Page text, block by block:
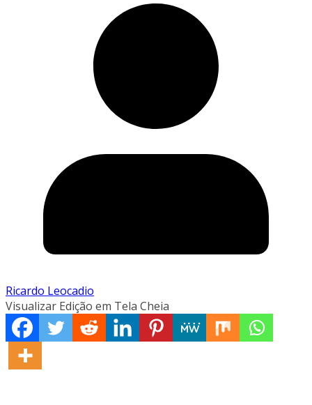
Ricardo Leocadio
Visualizar Edição em Tela Cheia